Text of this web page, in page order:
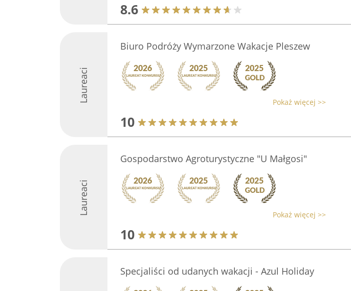
8.6
Laureaci
Biuro Podróży Wymarzone Wakacje Pleszew
Pokaż więcej >>
10
Laureaci
Gospodarstwo Agroturystyczne "U Małgosi"
Pokaż więcej >>
10
Specjaliści od udanych wakacji - Azul Holiday